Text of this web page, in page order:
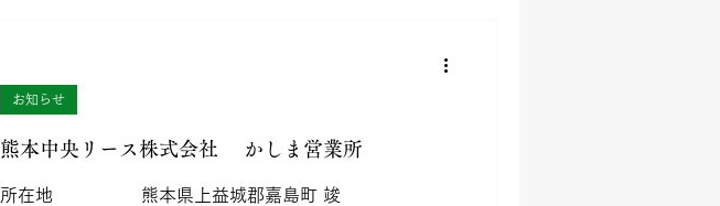
熊本中央リース株式会社 かしま営業所
所在地 熊本県上益城郡嘉島町 竣
お知らせ